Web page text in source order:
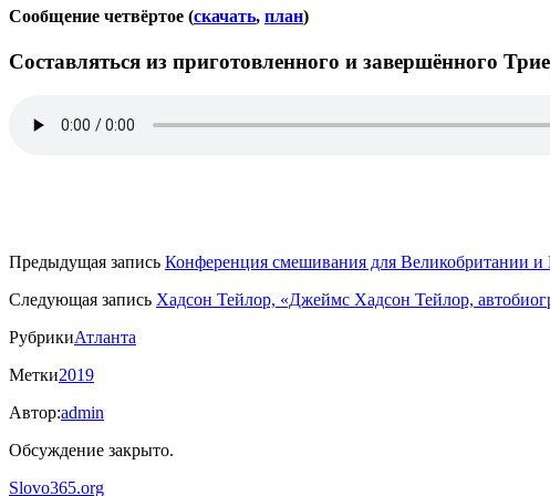
Сообщение четвёртое (скачать, план)
Составляться из приготовленного и завершённого
Предыдущая запись Конференция смешивания для Великобритании и
Следующая запись Хадсон Тейлор, «Джеймс Хадсон Тейлор,
РубрикиАтланта
Метки2019
Автор:admin
Обсуждение закрыто.
Slovo365.org